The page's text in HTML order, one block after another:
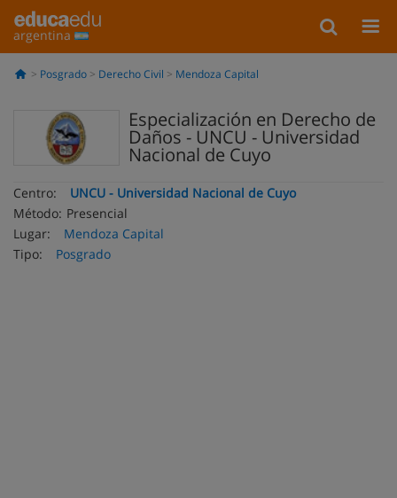
argentina
Posgrado Derecho Civil Mendoza Capital
Especialización en Derecho de
Daños - UNCU - Universidad
Nacional de Cuyo
Centro:
UNCU - Universidad Nacional de Cuyo
Método: Presencial
Lugar:
Mendoza Capital
Tipo:
Posgrado